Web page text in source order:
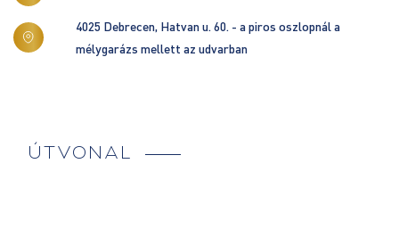
4025 Debrecen, Hatvan u. 60. - a piros oszlopnál a
mélygarázs mellett az udvarban
ÚTVONAL